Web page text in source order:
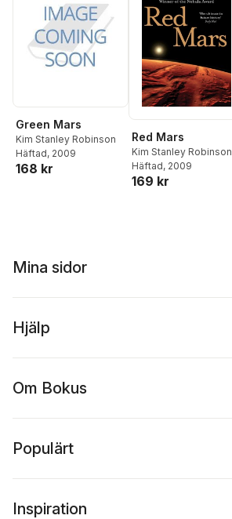
Green Mars
Kim Stanley Robinson
Häftad, 2009
168 kr
Red Mars
Kim Stanley Robinson
Häftad, 2009
169 kr
Mina sidor
Hjälp
Om Bokus
Populärt
Inspiration